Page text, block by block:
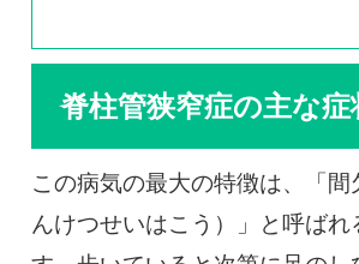
脊柱管狭窄症の主な症
この病気の最大の特徴は、「間
んけつせいはこう）」と呼ばれ